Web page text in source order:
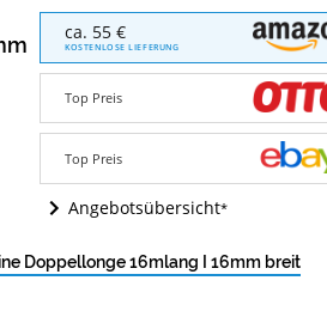
leine
Doppellonge
16mm
breit
Angebote:
ist
Doppellonge
erhältlich?
ca. 55 €
KOSTENLOSE LIEFERUNG
Top Preis
Top Preis
Angebotsübersicht
Doppellonge 16mlang I 16mm breit